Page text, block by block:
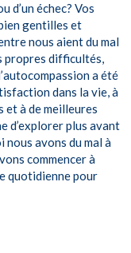
d’un échec? Vos
gentilles et
nous aient du mal
propres difficultés,
a été
dans la vie, à
et à de meilleures
d’explorer plus avant
nous avons du mal à
commencer à
quotidienne pour